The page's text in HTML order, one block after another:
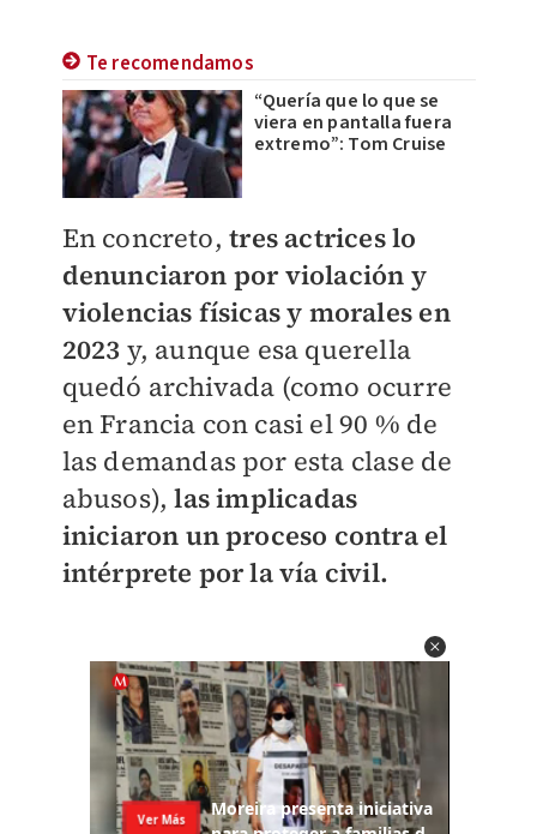
Te recomendamos
“Quería que lo que se
viera en pantalla fuera
extremo”: Tom Cruise
En concreto, tres actrices lo
denunciaron por violación y
violencias físicas y morales en
2023 y, aunque esa querella
quedó archivada (como ocurre
en Francia con casi el 90 % de
las demandas por esta clase de
abusos),las implicadas
iniciaron un proceso contra el
intérprete por la vía civil.